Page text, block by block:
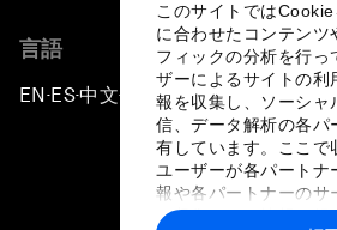
このサイトでは
に合わせたコンテンツ
フィックの分析を行っ
ザーによるサイトの利
報を収集し、ソーシャ
信、データ解析の各パ
有しています。ここで
ユーザーが各パートナ
報や各パートナーのサ
に収集された情報と
言語
EN ▪ ES▪中文▪ 日本語